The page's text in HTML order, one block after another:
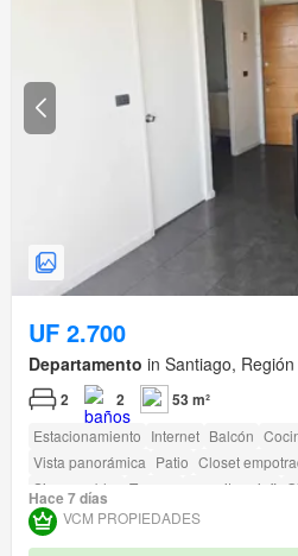
UF 2.700
Departamento in Santiago,
2 2 53 m²
Estacionamiento Internet Balcón
Vista panorámica Patio Closet
Sin amueblar
Terraza amenity_wi_fi
Área para niños Ascensor
Caseta de vigilancia
Hace 7 días
VCM PROPIEDADES